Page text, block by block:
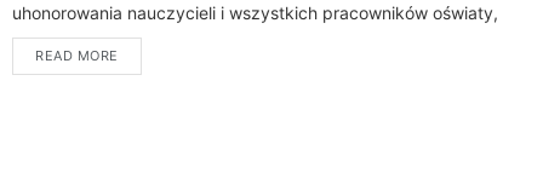
uhonorowania nauczycieli i wszystkich pracowników oświaty,
którzy każdego dnia kształtują przyszłość młodego
pokolenia.Geneza tego święta...
READ MORE